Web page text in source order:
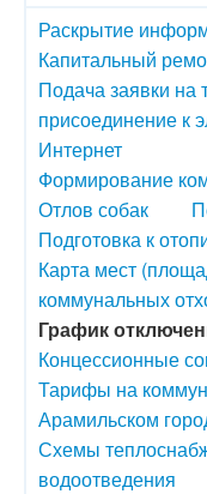
Раскрытие
Капитальный
Подача заявки на
присоединение к
Интернет
Формирование
Отлов собак
Подготовка к
Карта мест
коммунальных
График
Концессионные
Тарифы на
Арамильском
Схемы
водоотведения